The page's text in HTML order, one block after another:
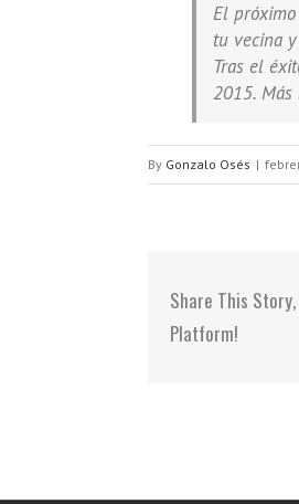
El
tu vecina
Tras el
2015.
By Gonzalo Osés |
Share This
Platform!